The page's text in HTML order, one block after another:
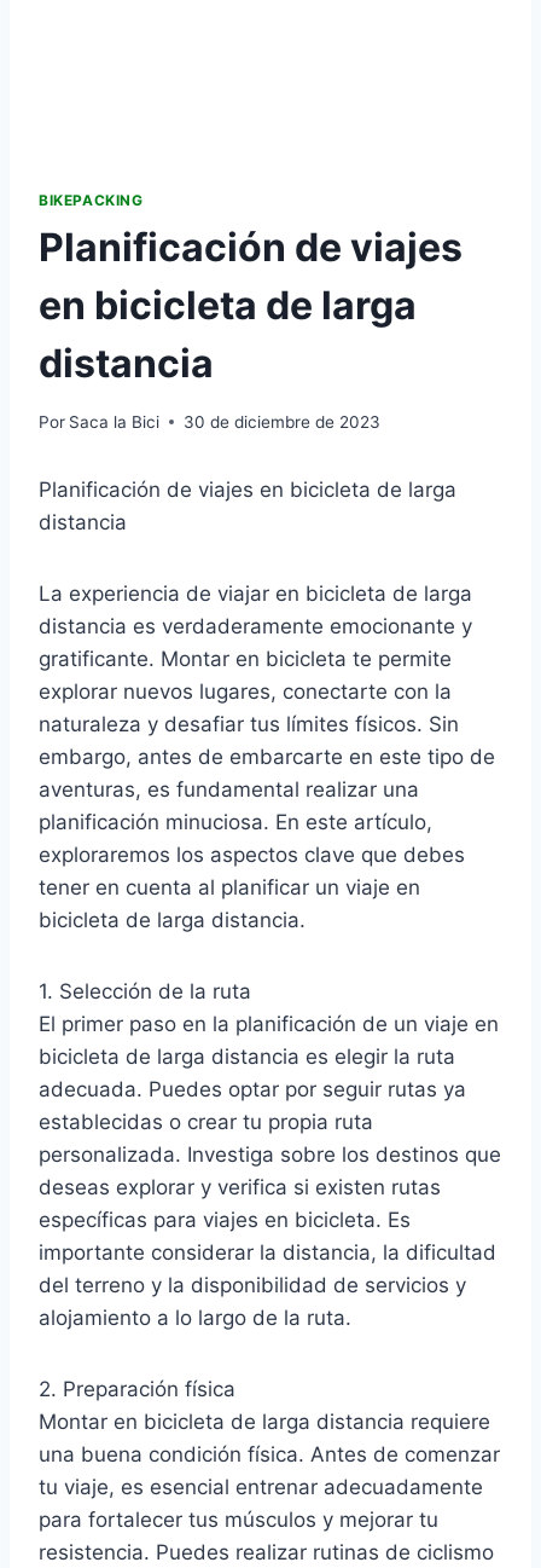
BIKEPACKING
Planificación de viajes
en bicicleta de larga
distancia
Por Saca la Bici 30 de diciembre de 2023
Planificación de viajes en bicicleta de larga
distancia
La experiencia de viajar en bicicleta de larga
distancia es verdaderamente emocionante y
gratificante. Montar en bicicleta te permite
explorar nuevos lugares, conectarte con la
naturaleza y desafiar tus límites físicos. Sin
embargo, antes de embarcarte en este tipo de
aventuras, es fundamental realizar una
planificación minuciosa. En este artículo,
exploraremos los aspectos clave que debes
tener en cuenta al planificar un viaje en
bicicleta de larga distancia.
1. Selección de la ruta
El primer paso en la planificación de un viaje en
bicicleta de larga distancia es elegir la ruta
adecuada. Puedes optar por seguir rutas ya
establecidas o crear tu propia ruta
personalizada. Investiga sobre los destinos que
deseas explorar y verifica si existen rutas
específicas para viajes en bicicleta. Es
importante considerar la distancia, la dificultad
del terreno y la disponibilidad de servicios y
alojamiento a lo largo de la ruta.
2. Preparación física
Montar en bicicleta de larga distancia requiere
una buena condición física. Antes de comenzar
tu viaje, es esencial entrenar adecuadamente
para fortalecer tus músculos y mejorar tu
resistencia. Puedes realizar rutinas de ciclismo